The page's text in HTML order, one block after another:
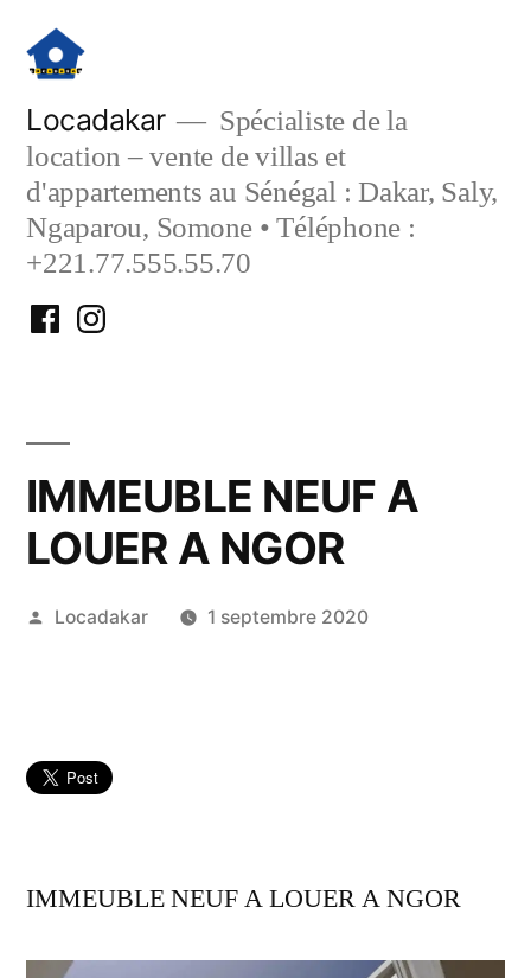
contenu
Locadakar
Spécialiste de la
location – vente de villas et
d'appartements au Sénégal : Dakar, Saly,
Ngaparou, Somone • Téléphone :
+221.77.555.55.70
FacebookInstagram
IMMEUBLE NEUF A
LOUER A NGOR
Publié
Locadakar 1 septembre 2020
IMMEUBLE NEUF A LOUER A NGOR